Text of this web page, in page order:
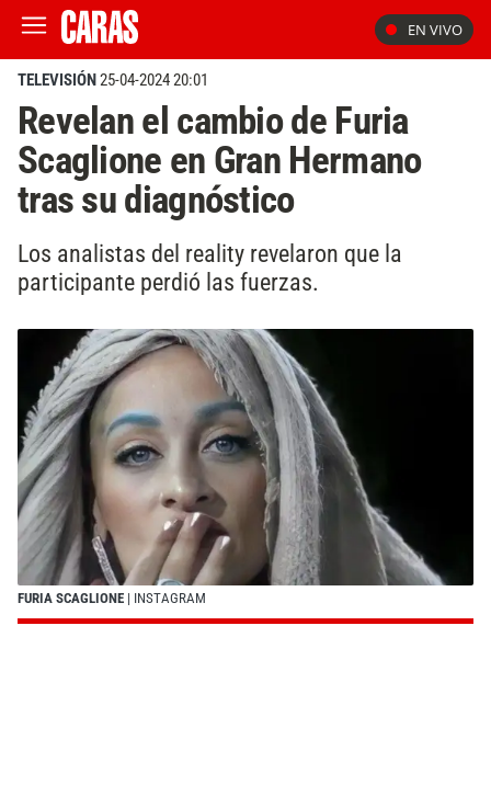
EN VIVO
TELEVISIÓN25-04-2024 20:01
Revelan el cambio de Furia
Scaglione en Gran Hermano
tras su diagnóstico
Los analistas del reality revelaron que la
participante perdió las fuerzas.
FURIA SCAGLIONE | INSTAGRAM